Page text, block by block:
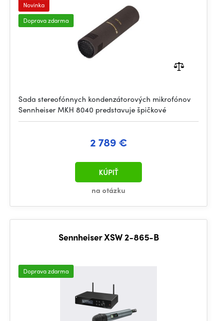
Novinka
Doprava zdarma
Sada stereofónnych kondenzátorových mikrofónov
Sennheiser MKH 8040 predstavuje špičkové
2 789 €
na otázku
KÚPIŤ
Sennheiser XSW 2-865-B
Doprava zdarma